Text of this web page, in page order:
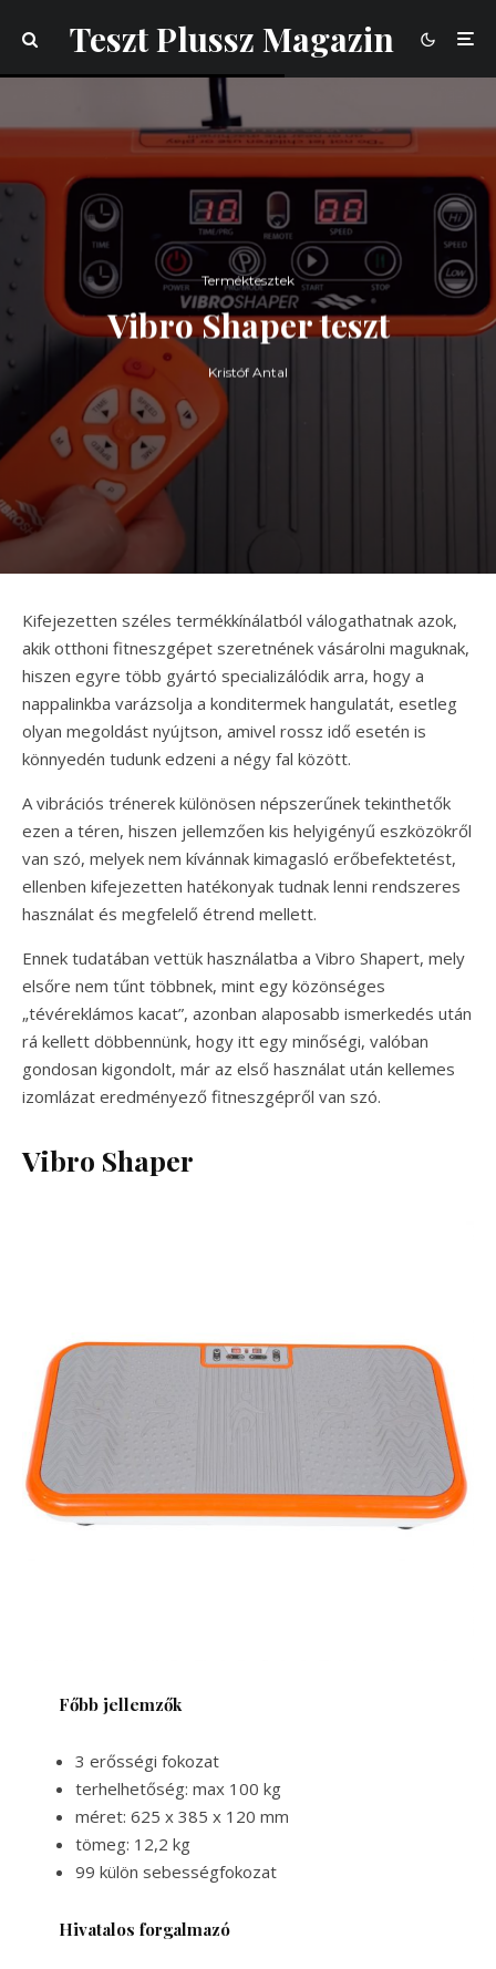
Teszt Plussz Magazin
Terméktesztek
Vibro Shaper teszt
Kristóf Antal
Kifejezetten széles termékkínálatból válogathatnak azok,
akik otthoni fitneszgépet szeretnének vásárolni maguknak,
hiszen egyre több gyártó specializálódik arra, hogy a
nappalinkba varázsolja a konditermek hangulatát, esetleg
olyan megoldást nyújtson, amivel rossz idő esetén is
könnyedén tudunk edzeni a négy fal között.
A vibrációs trénerek különösen népszerűnek tekinthetők
ezen a téren, hiszen jellemzően kis helyigényű eszközökről
van szó, melyek nem kívánnak kimagasló erőbefektetést,
ellenben kifejezetten hatékonyak tudnak lenni rendszeres
használat és megfelelő étrend mellett.
Ennek tudatában vettük használatba a Vibro Shapert, mely
elsőre nem tűnt többnek, mint egy közönséges
„tévéreklámos kacat”, azonban alaposabb ismerkedés után
rá kellett döbbennünk, hogy itt egy minőségi, valóban
gondosan kigondolt, már az első használat után kellemes
izomlázat eredményező fitneszgépről van szó.
Vibro Shaper
Főbb jellemzők
3 erősségi fokozat
terhelhetőség: max 100 kg
méret: 625 x 385 x 120 mm
tömeg: 12,2 kg
99 külön sebességfokozat
Hivatalos forgalmazó